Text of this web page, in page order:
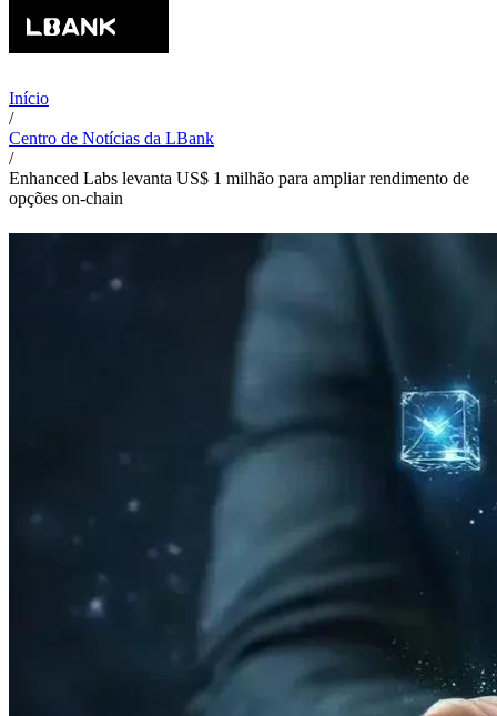
Início
/
Centro de Notícias da LBank
/
Enhanced Labs levanta US$ 1 milhão para ampliar rendimento de
opções on-chain